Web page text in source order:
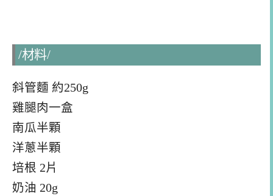
/材料/
斜管麵 約250g
雞腿肉一盒
南瓜半顆
洋蔥半顆
培根 2片
奶油 20g